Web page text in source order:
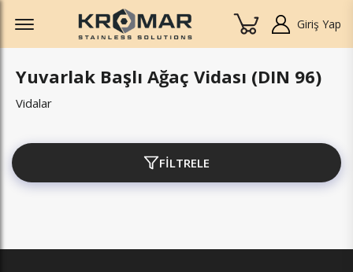
Offcanvas Menu Open
Giriş Yap
Yuvarlak Başlı Ağaç Vidası (DIN 96)
Vidalar
FİLTRELE